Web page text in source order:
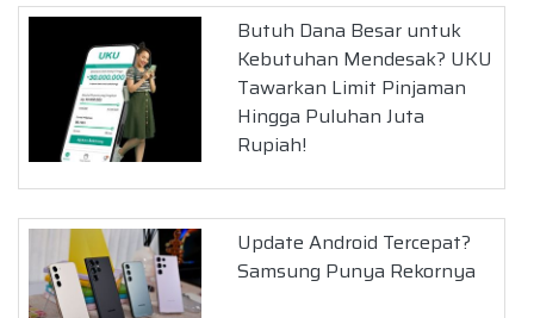
Butuh Dana Besar untuk
Kebutuhan Mendesak? UKU
Tawarkan Limit Pinjaman
Hingga Puluhan Juta
Rupiah!
Update Android Tercepat?
Samsung Punya Rekornya